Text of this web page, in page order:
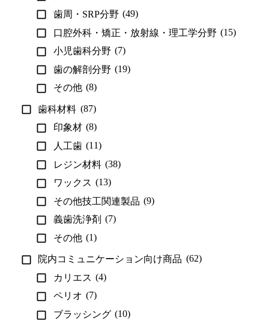
歯周・SRP分野 (49)
口腔外科・矯正・放射線・理工学分野 (15)
小児歯科分野 (7)
歯の解剖分野 (19)
その他 (8)
歯科材料 (87)
印象材 (8)
人工歯 (11)
レジン材料 (38)
ワックス (13)
その他技工関連製品 (9)
義歯洗浄剤 (7)
その他 (1)
院内コミュニケーション向け商品 (62)
カリエス (4)
ペリオ (7)
ブラッシング (10)